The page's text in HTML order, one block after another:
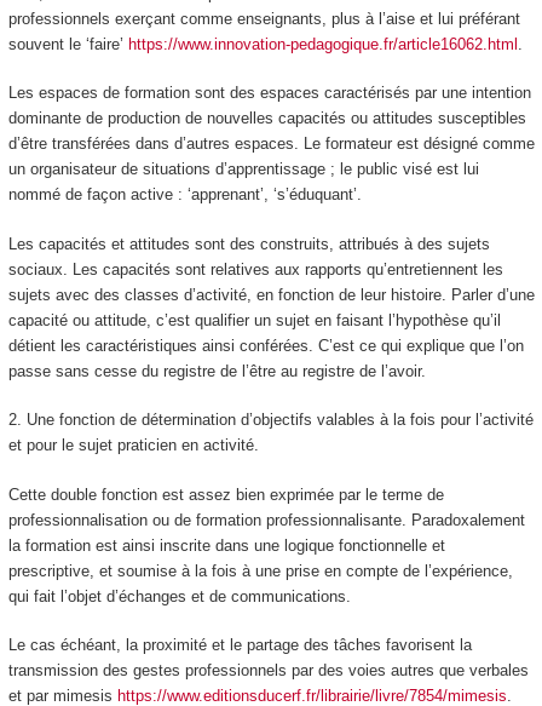
professionnels exerçant comme enseignants, plus à l’aise et lui préférant
souvent le ‘faire’ https://www.innovation-pedagogique.fr/article16062.html
Les espaces de formation sont des espaces caractérisés par une intention
dominante de production de nouvelles capacités ou attitudes susceptibles
d’être transférées dans d’autres espaces. Le formateur est désigné comme
un organisateur de situations d’apprentissage ; le public visé est lui
nommé de façon active : ‘apprenant’, ‘s’éduquant’.
Les capacités et attitudes sont des construits, attribués à des sujets
sociaux. Les capacités sont relatives aux rapports qu’entretiennent les
sujets avec des classes d’activité, en fonction de leur histoire. Parler d’une
capacité ou attitude, c’est qualifier un sujet en faisant l’hypothèse qu’il
détient les caractéristiques ainsi conférées. C’est ce qui explique que l’on
passe sans cesse du registre de l’être au registre de l’avoir.
2. Une fonction de détermination d’objectifs valables à la fois pour l’activité
et pour le sujet praticien en activité.
Cette double fonction est assez bien exprimée par le terme de
professionnalisation ou de formation professionnalisante. Paradoxalement
la formation est ainsi inscrite dans une logique fonctionnelle et
prescriptive, et soumise à la fois à une prise en compte de l’expérience,
qui fait l’objet d’échanges et de communications.
Le cas échéant, la proximité et le partage des tâches favorisent la
transmission des gestes professionnels par des voies autres que verbales
et par mimesis https://www.editionsducerf.fr/librairie/livre/7854/mimesis.